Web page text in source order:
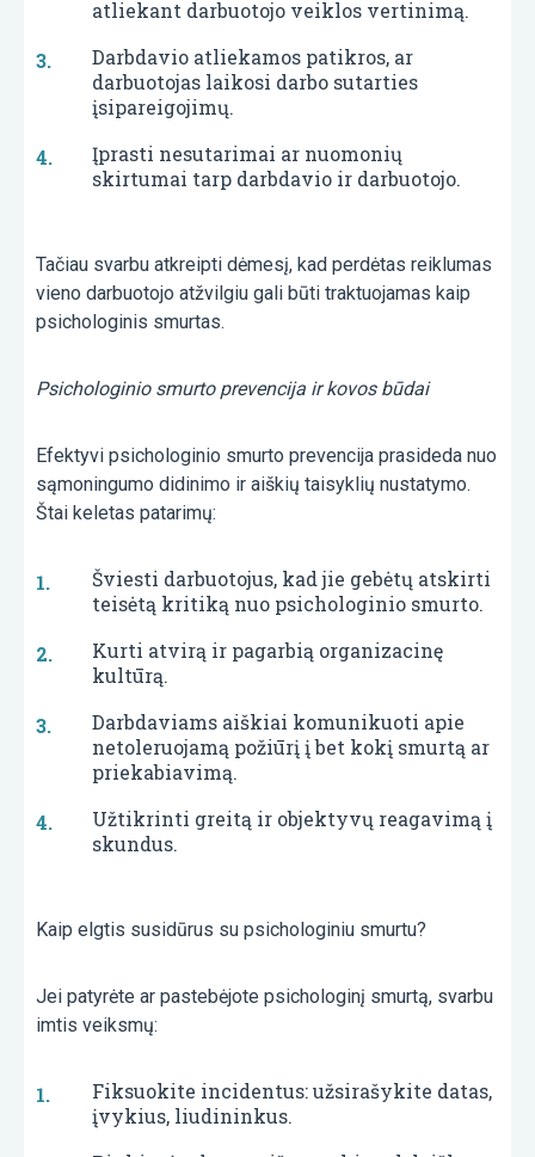
atliekant darbuotojo veiklos vertinimą.
Darbdavio atliekamos patikros, ar
darbuotojas laikosi darbo sutarties
įsipareigojimų.
Įprasti nesutarimai ar nuomonių
skirtumai tarp darbdavio ir darbuotojo.
Tačiau svarbu atkreipti dėmesį, kad perdėtas reiklumas
vieno darbuotojo atžvilgiu gali būti traktuojamas kaip
psichologinis smurtas.
Psichologinio smurto prevencija ir kovos būdai
Efektyvi psichologinio smurto prevencija prasideda nuo
sąmoningumo didinimo ir aiškių taisyklių nustatymo.
Štai keletas patarimų:
Šviesti darbuotojus, kad jie gebėtų atskirti
teisėtą kritiką nuo psichologinio smurto.
Kurti atvirą ir pagarbią organizacinę
kultūrą.
Darbdaviams aiškiai komunikuoti apie
netoleruojamą požiūrį į bet kokį smurtą ar
priekabiavimą.
Užtikrinti greitą ir objektyvų reagavimą į
skundus.
Kaip elgtis susidūrus su psichologiniu smurtu?
Jei patyrėte ar pastebėjote psichologinį smurtą, svarbu
imtis veiksmų:
Fiksuokite incidentus: užsirašykite datas,
įvykius, liudininkus.